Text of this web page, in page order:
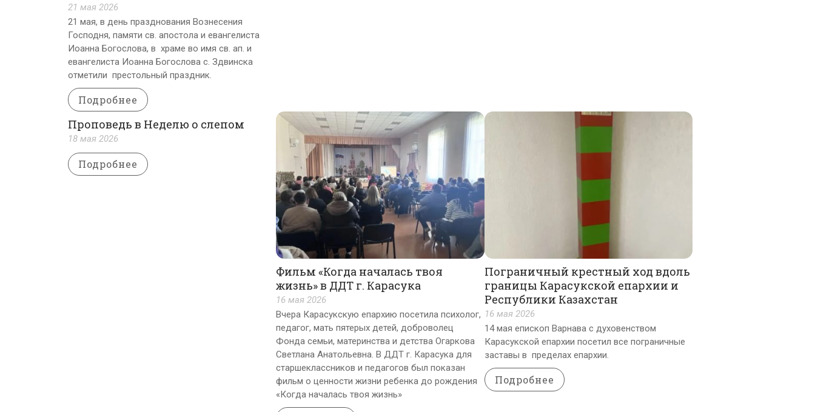
21 мая 2026
21 мая, в день празднования Вознесения
Господня, памяти св. апостола и евангелиста
Иоанна Богослова, в храме во имя св. ап. и
евангелиста Иоанна Богослова с. Здвинска
отметили престольный праздник.
Подробнее
Проповедь в Неделю о слепом
18 мая 2026
Подробнее
Фильм «Когда началась твоя
жизнь» в ДДТ г. Карасука
16 мая 2026
Вчера Карасукскую епархию посетила психолог,
педагог, мать пятерых детей, доброволец
Фонда семьи, материнства и детства Огаркова
Светлана Анатольевна. В ДДТ г. Карасука для
старшеклассников и педагогов был показан
фильм о ценности жизни ребенка до рождения
«Когда началась твоя жизнь»
Пограничный крестный ход вдоль
границы Карасукской епархии и
Республики Казахстан
16 мая 2026
14 мая епископ Варнава с духовенством
Карасукской епархии посетил все пограничные
заставы в пределах епархии.
Подробнее